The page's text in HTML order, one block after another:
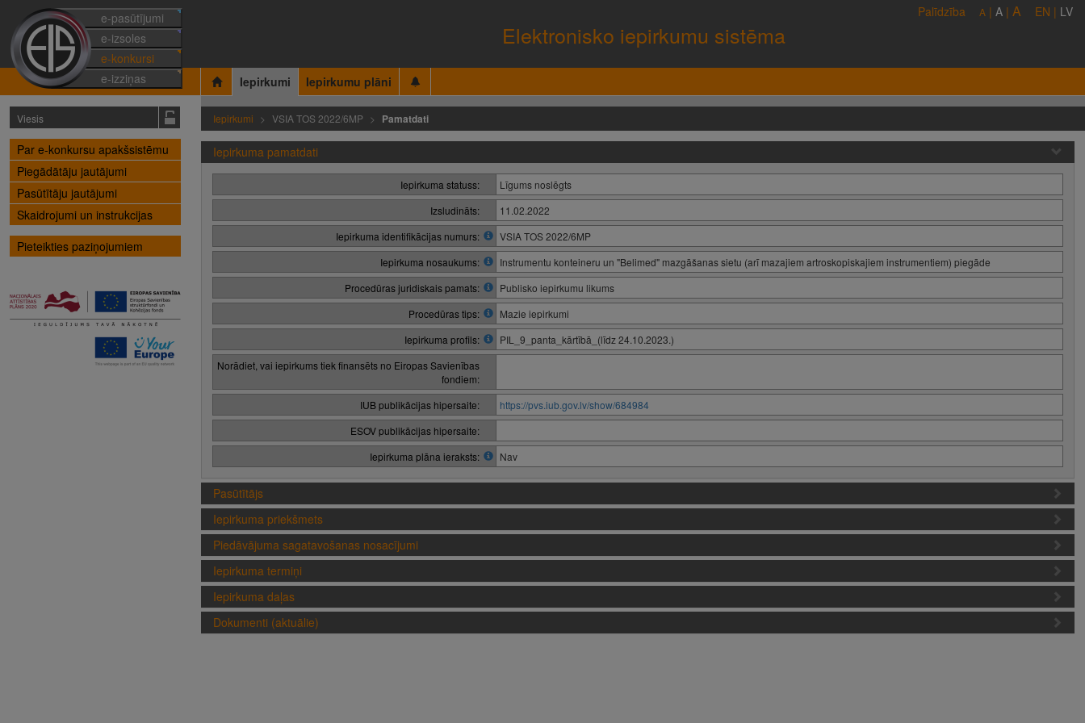
e-pasūtījumi
e-izsoles
e-konkursi
e-izziņas
Elektronisko iepirkumu sistēma
Palīdzība A | A | A EN | LV
Iepirkumi Iepirkumu plāni
Viesis
Par e-konkursu apakšsistēmu
Piegādātāju jautājumi
Pasūtītāju jautājumi
Skaidrojumi un instrukcijas
Pieteikties paziņojumiem
Iepirkumi VSIA TOS 2022/6MP Pamatdati
Iepirkuma pamatdati
Iepirkuma statuss:
Līgums noslēgts
Izsludināts:
11.02.2022
Iepirkuma identifikācijas numurs:
VSIA TOS 2022/6MP
Iepirkuma nosaukums:
Instrumentu konteineru un "Belimed" mazgāšanas sietu (arī mazajiem artroskopiskajiem instrumentiem) piegāde
Procedūras juridiskais pamats:
Publisko iepirkumu likums
Procedūras tips:
Mazie iepirkumi
Iepirkuma profils:
PIL_9_panta_kārtībā_(līdz 24.10.2023.)
Norādiet, vai iepirkums tiek finansēts no Eiropas Savienības
fondiem:
IUB publikācijas hipersaite:
https://pvs.iub.gov.lv/show/684984
ESOV publikācijas hipersaite:
Iepirkuma plāna ieraksts:
Nav
Pasūtītājs
Iepirkuma priekšmets
Piedāvājuma sagatavošanas nosacījumi
Iepirkuma termiņi
Iepirkuma daļas
Dokumenti (aktuālie)